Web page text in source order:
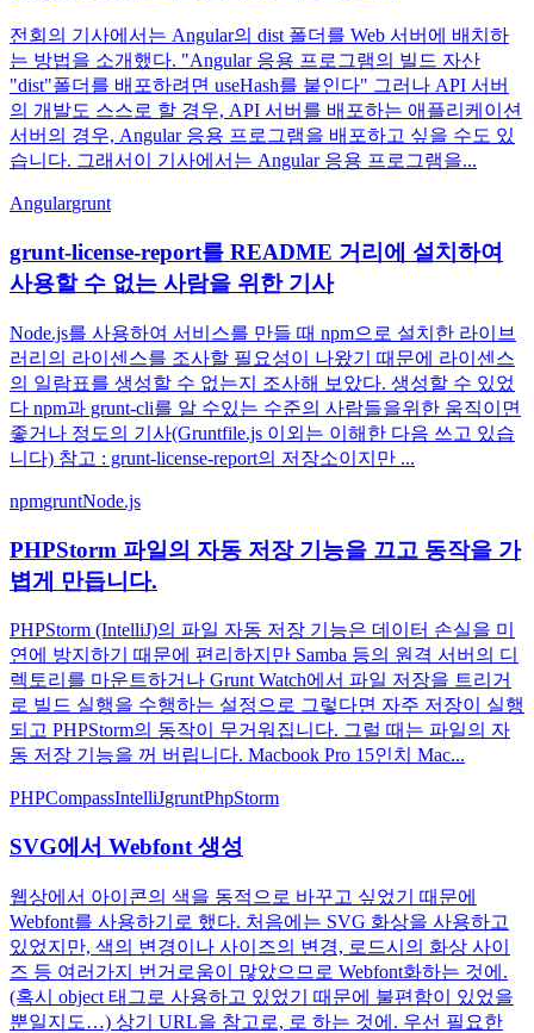
전회의 기사에서는 Angular의 dist 폴더를 Web 서버에 배치하
는 방법을 소개했다. "Angular 응용 프로그램의 빌드 자산
"dist"폴더를 배포하려면 useHash를 붙인다" 그러나 API 서버
의 개발도 스스로 할 경우, API 서버를 배포하는 애플리케이션
서버의 경우, Angular 응용 프로그램을 배포하고 싶을 수도 있
습니다. 그래서이 기사에서는 Angular 응용 프로그램을...
Angulargrunt
grunt-license-report를 README 거리에 설치하여
사용할 수 없는 사람을 위한 기사
Node.js를 사용하여 서비스를 만들 때 npm으로 설치한 라이브
러리의 라이센스를 조사할 필요성이 나왔기 때문에 라이센스
의 일람표를 생성할 수 없는지 조사해 보았다. 생성할 수 있었
다 npm과 grunt-cli를 알 수있는 수준의 사람들을위한 움직이면
좋거나 정도의 기사(Gruntfile.js 이외는 이해한 다음 쓰고 있습
니다) 참고 : grunt-license-report의 저장소이지만 ...
npmgruntNode.js
PHPStorm 파일의 자동 저장 기능을 끄고 동작을 가
볍게 만듭니다.
PHPStorm (IntelliJ)의 파일 자동 저장 기능은 데이터 손실을 미
연에 방지하기 때문에 편리하지만 Samba 등의 원격 서버의 디
렉토리를 마운트하거나 Grunt Watch에서 파일 저장을 트리거
로 빌드 실행을 수행하는 설정으로 그렇다면 자주 저장이 실행
되고 PHPStorm의 동작이 무거워집니다. 그럴 때는 파일의 자
동 저장 기능을 꺼 버립니다. Macbook Pro 15인치 Mac...
PHPCompassIntelliJgruntPhpStorm
SVG에서 Webfont 생성
웹상에서 아이콘의 색을 동적으로 바꾸고 싶었기 때문에
Webfont를 사용하기로 했다. 처음에는 SVG 화상을 사용하고
있었지만, 색의 변경이나 사이즈의 변경, 로드시의 화상 사이
즈 등 여러가지 번거로움이 많았으므로 Webfont화하는 것에.
(혹시 object 태그로 사용하고 있었기 때문에 불편함이 있었을
뿐일지도…) 상기 URL을 참고로, 로 하는 것에. 우선 필요한